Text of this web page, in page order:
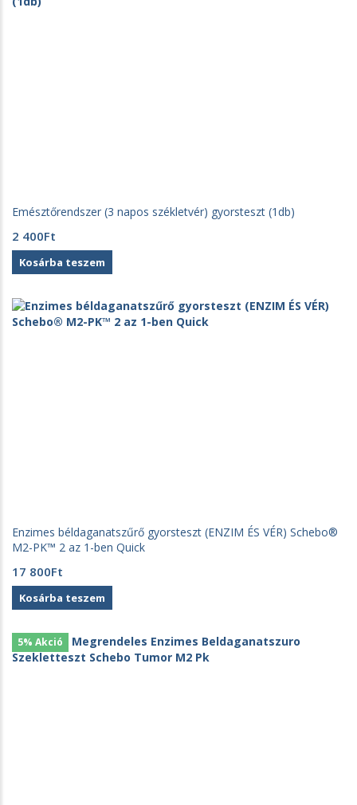
Emésztőrendszer (3 napos székletvér) gyorsteszt (1db)
2 400Ft
Kosárba teszem
Enzimes béldaganatszűrő gyorsteszt (ENZIM ÉS VÉR) Schebo®
M2-PK™ 2 az 1-ben Quick
17 800Ft
Kosárba teszem
5% Akció